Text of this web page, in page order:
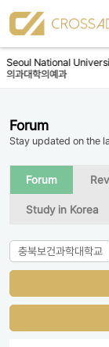
Seoul National
의과대학의예과
Forum
Stay updated on the
Forum
Study in Korea
충북보건과학대학교